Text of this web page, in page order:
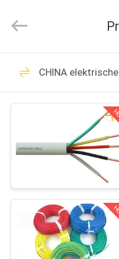
STARTSEITE
PRODUKTE
VIDEOS
SHOW
ÜBER
(Group)
Rights
VPE-
CHINA